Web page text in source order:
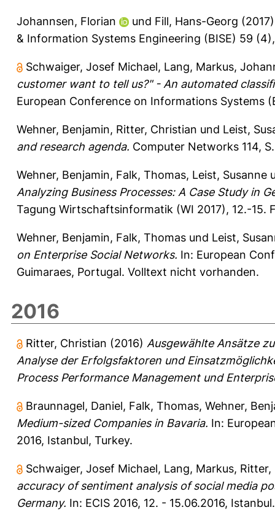
Johannsen, Florian und Fill, Hans-Georg
& Information Systems Engineering (BISE) 59
Schwaiger, Josef Michael, Lang, Markus,
customer want to tell us?" - An automated
European Conference on Informations Systems
Wehner, Benjamin, Ritter, Christian und Leist,
and research agenda. Computer Networks 114,
Wehner, Benjamin, Falk, Thomas, Leist, Susanne
Analyzing Business Processes: A Case Study in
Tagung Wirtschaftsinformatik (WI 2017), 12.-15.
Wehner, Benjamin, Falk, Thomas und Leist,
on Enterprise Social Networks. In: European
Guimaraes, Portugal. Volltext nicht vorhanden.
2016
Ritter, Christian (2016) Ausgewählte Ansätze
Analyse der Erfolgsfaktoren und
Process Performance Management und
Braunnagel, Daniel, Falk, Thomas, Wehner,
Medium-sized Companies in Bavaria. In:
2016, Istanbul, Turkey.
Schwaiger, Josef Michael, Lang, Markus, Ritter,
accuracy of sentiment analysis of social media
Germany. In: ECIS 2016, 12. - 15.06.2016, Istanbul.